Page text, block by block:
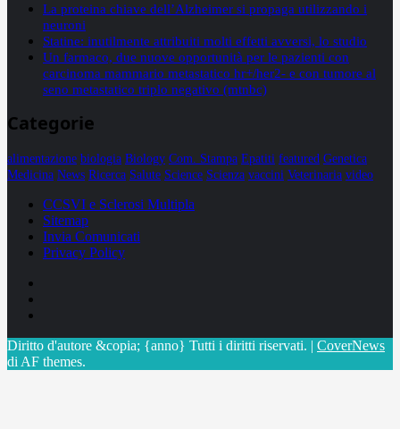
La proteina chiave dell’Alzheimer si propaga utilizzando i
neuroni
Statine: inutilmente attribuiti molti effetti avversi, lo studio
Un farmaco, due nuove opportunità per le pazienti con
carcinoma mammario metastatico hr+/her2- e con tumore al
seno metastatico triplo negativo (mtnbc)
Categorie
alimentazione biologia Biology Com. Stampa Epatiti featured Genetica
Medicina News Ricerca Salute Science Scienza vaccini Veterinaria video
CCSVI e Sclerosi Multipla
Sitemap
Invia Comunicati
Privacy Policy
Diritto d'autore &copia; {anno} Tutti i diritti riservati. | CoverNews
di AF themes.